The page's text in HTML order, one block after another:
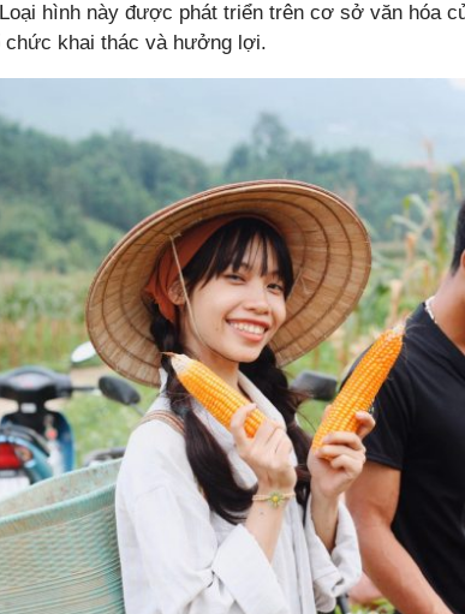
hình này được phát triển trên cơ sở văn hóa
chức khai thác và hưởng lợi.